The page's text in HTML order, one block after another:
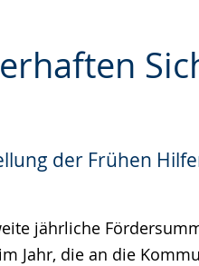
der Frühen
jährliche
Jahr, die an die